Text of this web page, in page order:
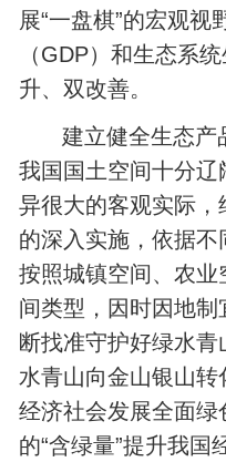
展“一盘棋”的宏观视
（GDP）和生态系
升、双改善。
建立健全生态产
我国国土空间十分
异很大的客观实际
的深入实施，依据不
按照城镇空间、农
间类型，因时因地
断找准守护好绿水青
水青山向金山银山转
经济社会发展全面
的“含绿量”提升我国